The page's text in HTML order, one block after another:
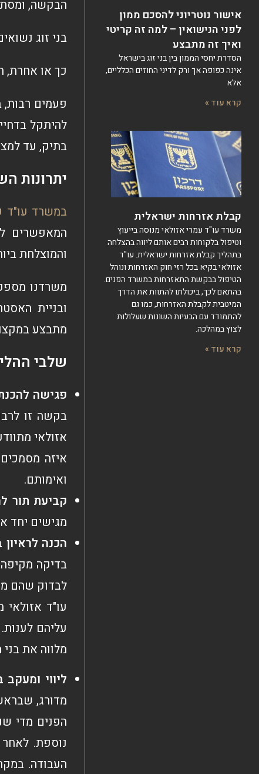
אישור נוטריוני להסכם ממון
לפני הנישואין – למה זה קריטי
ואיך זה מתבצע
הסדרת יחסי הממון בין בני זוג בישראל
אינה כפופה אך ורק לדיני החוזים הכלליים,
אלא
קרא עוד »
קבלת אזרחות ישראלית
משרד עו"ד עמרי אזולאי מנוסה בייעוץ
וטיפול בלקוחות רבים אותם ליווה בהצלחה
בתהליך קבלת אזרחות ישראלית. עו"ד
אזולאי בקיא בכל רזי חוק האזרחות ונוהל
הטיפול בבקשת התאזרחות במשרד הפנים.
בהתאם לכך, ביכולתו להתוות את הדרך
המיטבית לקבלת האזרחות, כמו גם
להתמודד עם הבעיות השונות שעלולות
לצוץ במהלכה.
קרא עוד »
הבקשה,
בני זוג נשואים צריכים
כך או אחרת,
פעמים רבות,
להיתקל
בתיק, עד
יתרונות
במשרד עו"ד
המאפשרים
והמוצלחת
משרדנו
ובניית
מתבצע
שלבי
פגישה
בקשה זו
אזולאי
איזה
ואימותם.
קביעת תור
מגישים יחד
הכנה
בדיקה
לבדוק שהם
עו"ד
עליהם
מלווה את
ליווי
מדורג,
הפנים מדי
נוספת.
העבודה.